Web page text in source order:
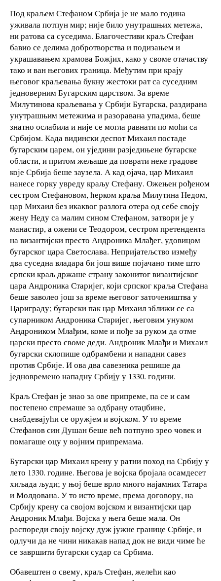
Под краљем Стефаном Србија је не мало година
уживала потпун мир; није било унутрашњих метежа,
ни ратова са суседима. Благочестиви краљ Стефан
бавио се делима добротворства и подизањем и
украшавањем храмова Божјих, како у своме отачаству
тако и ван његових граница. Међутим при крају
његовог краљевања букну жестоки рат са суседним
једноверним Бугарским царством. За време
Милутинова краљевања у Србији Бугарска, раздирана
унутрашњим метежима и разоравана упадима, беше
знатно ослабила и није се могла равнати по моћи са
Србијом. Када видински деспот Михаил постаде
бугарским царем, он уједини разједињене бугарске
области, и притом жељаше да поврати неке градове
које Србија беше заузела. А кад ојача, цар Михаил
нанесе горку увреду краљу Стефану. Ожењен рођеном
сестром Стефановом, ћерком краља Милутина Недом,
цар Михаил без икаквог разлога отера од себе своју
жену Неду са малим сином Стефаном, затвори је у
манастир, а ожени се Теодором, сестром претендента
на византијски престо Андроника Млађег, удовицом
бугарског цара Светослава. Непријатељство између
два суседна владара би још више појачано тиме што
српски краљ држаше страну законитог византијског
цара Андроника Старијег, који српског краља Стефана
беше заволео још за време његовог заточеништва у
Цариграду; бугарски пак цар Михаил зближи се са
супарником Андроника Старијег, његовим унуком
Андроником Млађим, коме и пође за руком да отме
царски престо своме деди. Андроник Млађи и Михаил
бугарски склопише одбрамбени и нападни савез
против Србије. И ова два савезника решише да
једновремено нападну Србију у 1330. години.
Краљ Стефан је знао за ове припреме, па се и сам
постепено спремаше за одбрану отаџбине,
снабдевајући се оружјем и војском. У то време
Стефанов син Душан беше већ потпуно зрео човек и
помагаше оцу у војним припремама.
Бугарски цар Михаил крену у ратни поход на Србију у
лето 1330. године. Његова је војска бројала осамдесет
хиљада људи; у њој беше врло много најамних Татара
и Молдована. У то исто време, према договору, на
Србију крену са својом војском и византијски цар
Андроник Млађи. Војска у њега беше мала. Он
распореди своју војску дуж јужне границе Србије, и
одлучи да не чини никакав напад док не види чиме ће
се завршити бугарски судар са Србима.
Обавештен о свему, краљ Стефан, желећи као